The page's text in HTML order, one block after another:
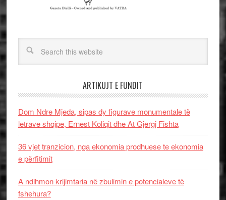
ARTIKUJT E FUNDIT
Dom Ndre Mjeda, sipas dy figurave monumentale të
letrave shqipe, Ernest Koliqit dhe At Gjergj Fishta
36 vjet tranzicion, nga ekonomia prodhuese te ekonomia
e përfitimit
A ndihmon krijimtaria në zbulimin e potencialeve të
fshehura?